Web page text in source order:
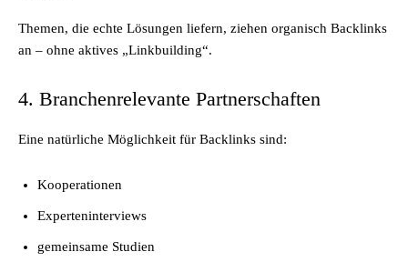
Themen, die echte Lösungen liefern, ziehen organisch Backlinks
an – ohne aktives „Linkbuilding“.
4. Branchenrelevante Partnerschaften
Eine natürliche Möglichkeit für Backlinks sind:
Kooperationen
Experteninterviews
gemeinsame Studien